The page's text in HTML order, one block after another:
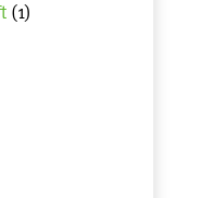
(1)